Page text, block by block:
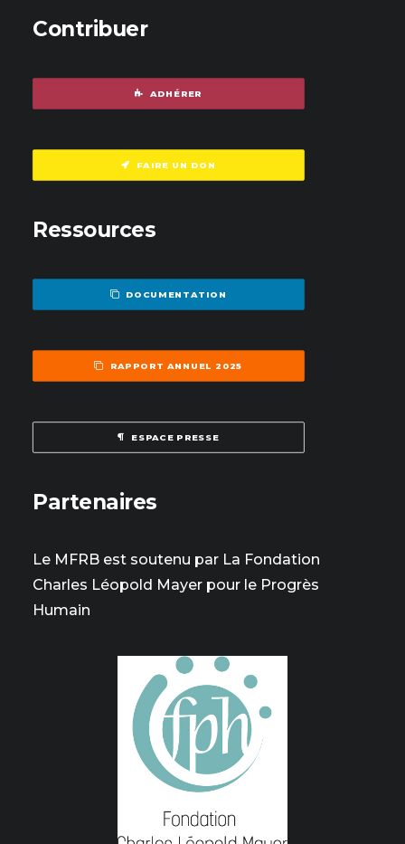
Contribuer
ADHÉRER
FAIRE UN DON
Ressources
DOCUMENTATION
RAPPORT ANNUEL 2025
ESPACE PRESSE
Partenaires
Le MFRB est soutenu par La Fondation
Charles Léopold Mayer pour le Progrès
Humain